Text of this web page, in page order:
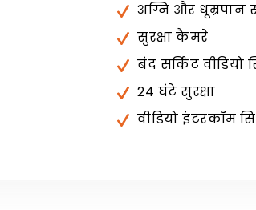
अग्नि और
सुरक्षा कैमरे
बंद सर्किट वीडियो
24 घंटे सुरक्षा
वीडियो इंटरकॉम